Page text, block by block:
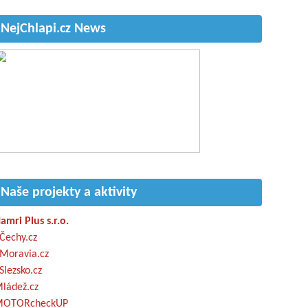
NejChlapi.cz News
Naše projekty a aktivity
Plus s.r.o.